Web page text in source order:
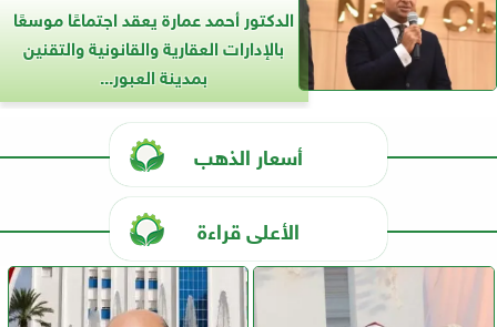
الدكتور أحمد عمارة يعقد اجتماعًا موسعًا
بالإدارات العقارية والقانونية والتقنين
بمدينة العبور...
أسعار الذهب
الأعلى قراءة